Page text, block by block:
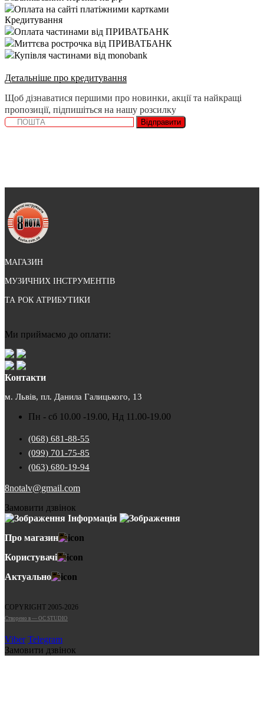
Оплата на сайті платіжними картками
Кредитування
Оплата частинами від ПРИВАТБАНК
Миттєва рострочка від ПРИВАТБАНК
Купівля частинами від monobank
Детальніше про кредитування
Щоб дізнаватися першими про новинки, акції та найкращі
пропозиції, підпишіться на нашу розсилку
Відправити
МАГАЗИН
МУЗИЧНИХ ІНСТРУМЕНТІВ
ТА РОК АТРИБУТИКИ
Ми приймаємо до оплати:
Контакти
м. Львів, пл. Данила Галицького, 13
Пн - сб 10.00 -19.00, Нд 11.00-19.00
(068) 681-88-55
(099) 701-75-85
(063) 680-19-94
8notalv@gmail.com
Замовити дзвінок
Інформація
Про магазин
Користувачі
Актуально
COPYRIGHT 2005-2026
Cтворено в — OC STUDIO
Viber Telegram
Замовити дзвінок